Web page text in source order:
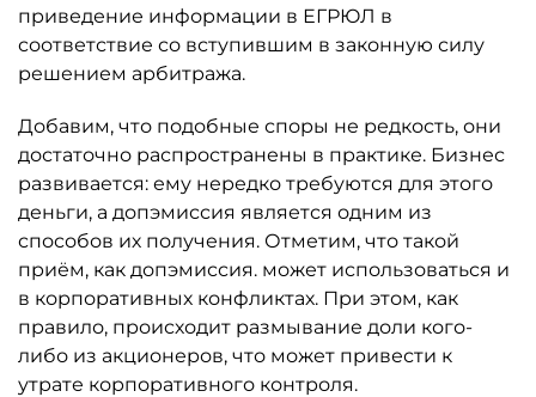
приведение информации в ЕГРЮЛ в
соответствие со вступившим в законную силу
решением арбитража.
Добавим, что подобные споры не редкость, они
достаточно распространены в практике. Бизнес
развивается: ему нередко требуются для этого
деньги, а допэмиссия является одним из
способов их получения. Отметим, что такой
приём, как допэмиссия. может использоваться и
в корпоративных конфликтах. При этом, как
правило, происходит размывание доли кого-
либо из акционеров, что может привести к
утрате корпоративного контроля.